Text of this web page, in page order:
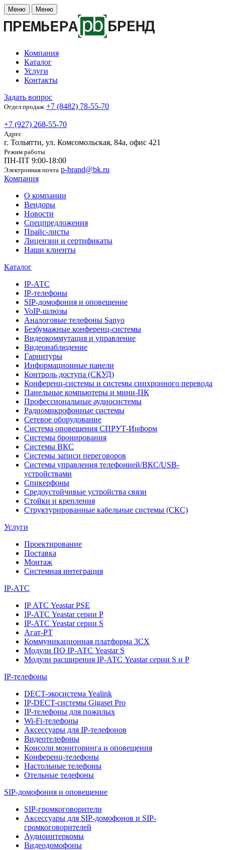
Меню Меню
Компания
Каталог
Услуги
Контакты
Задать вопрос
Отдел продаж +7 (8482) 78-55-70
+7 (927) 268-55-70
Адрес
г. Тольятти, ул. Комсомольская, 84а, офис 421
Режим работы
ПН-ПТ 9:00-18:00
Электронная почта p-brand@bk.ru
Компания
О компании
Вендоры
Новости
Спецпредложения
Прайс-листы
Лицензии и сертификаты
Наши клиенты
Каталог
IP-АТС
IP-телефоны
SIP-домофония и оповещение
VoIP-шлюзы
Аналоговые телефоны Sanyo
Безбумажные конференц-системы
Видеокоммутация и управление
Видеонаблюдение
Гарнитуры
Информационные панели
Контроль доступа (СКУД)
Конференц-системы и системы синхронного перевода
Панельные компьютеры и мини-ПК
Профессиональные аудиосистемы
Радиомикрофонные системы
Сетевое оборудование
Система оповещения СПРУТ-Информ
Системы бронирования
Системы ВКС
Системы записи переговоров
Системы управления телефонией/ВКС/USB-
устройствами
Спикерфоны
Средоустойчивые устройства связи
Стойки и крепления
Структурированные кабельные системы (СКС)
Услуги
Проектирование
Поставка
Монтаж
Системная интеграция
IP-АТС
IP АТС Yeastar PSE
IP-АТС Yeastar серии P
IP-АТС Yeastar серии S
Агат-РТ
Коммуникационная платформа 3CX
Модули ПО IP-АТС Yeastar S
Модули расширения IP-АТС Yeastar серии S и P
IP-телефоны
DECT-экосистема Yealink
IP-DECT-системы Gigaset Pro
IP-телефоны для пожилых
Wi-Fi-телефоны
Аксессуары для IP-телефонов
Видеотелефоны
Консоли мониторинга и оповещения
Конференц-телефоны
Настольные телефоны
Отельные телефоны
SIP-домофония и оповещение
SIP-громкоговорители
Аксессуары для SIP-домофонов и SIP-
громкоговорителей
Аудиоинтеркомы
Видеодомофоны